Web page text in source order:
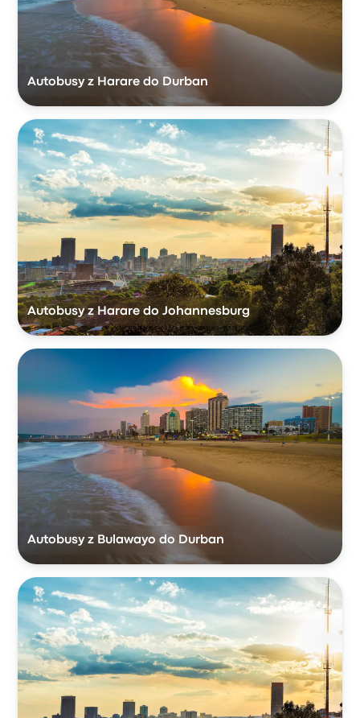
Autobusy z Harare do Durban
Autobusy z Harare do Johannesburg
Autobusy z Bulawayo do Durban